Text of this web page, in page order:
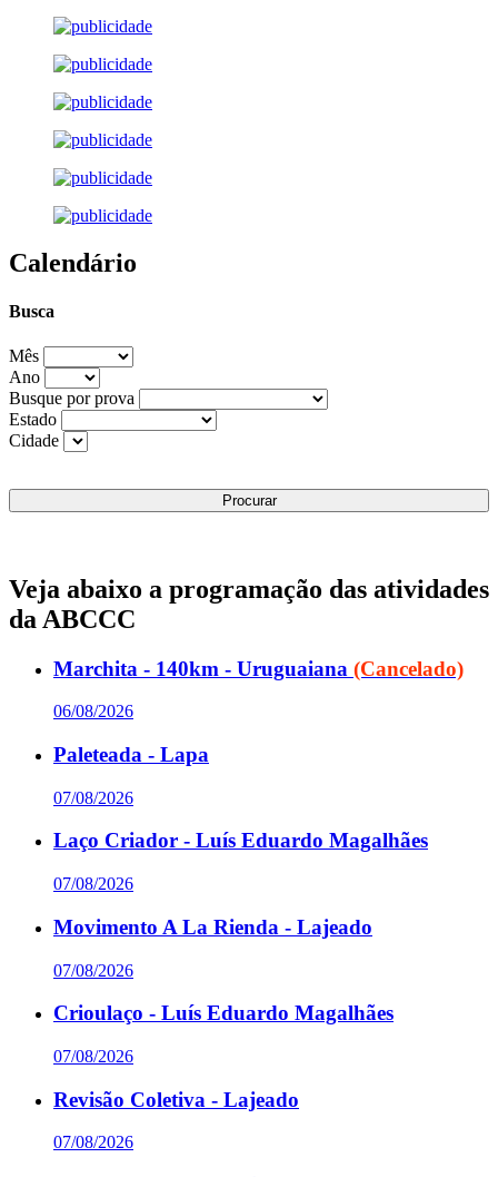
Calendário
Busca
Mês
Ano
Busque por prova
Estado
Cidade
Veja abaixo a programação das atividades
da ABCCC
Marchita - 140km - Uruguaiana (Cancelado)
06/08/2026
Paleteada - Lapa
07/08/2026
Laço Criador - Luís Eduardo Magalhães
07/08/2026
Movimento A La Rienda - Lajeado
07/08/2026
Crioulaço - Luís Eduardo Magalhães
07/08/2026
Revisão Coletiva - Lajeado
07/08/2026